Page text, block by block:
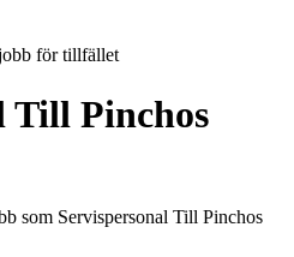
för tillfället
Till Pinchos
som Servispersonal Till Pinchos